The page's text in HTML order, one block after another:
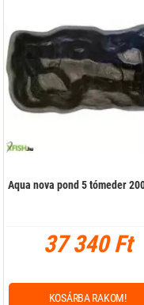
Aqua nova pond 5 tómeder
37 340 Ft
KOSÁRBA RAKOM!